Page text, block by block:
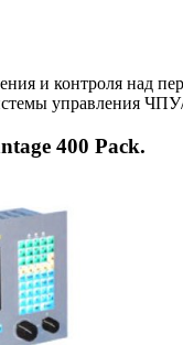
и контроля над
управления
400 Pack.